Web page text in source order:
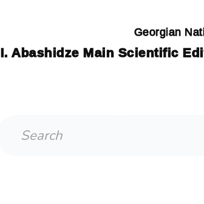
Georgian
I. Abashidze Main Scientific